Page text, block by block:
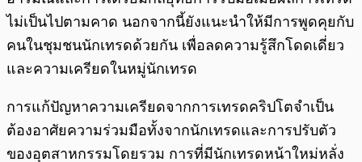
ไม่เป็นไปตามคาด นอกจากนี้ยังแนะนำให้มีการพูดคุยกับ
คนในชุมชนนักเทรดด้วยกัน เพื่อลดความรู้สึกโดดเดี่ยว
และความเครียดในหมู่นักเทรด
การแก้ปัญหาความเครียดจากการเทรดคริปโตจำเป็น
ต้องอาศัยความร่วมมือทั้งจากนักเทรดและการปรับตัว
ของอุตสาหกรรมโดยรวม การที่มีนักเทรดหน้าใหม่หลั่ง